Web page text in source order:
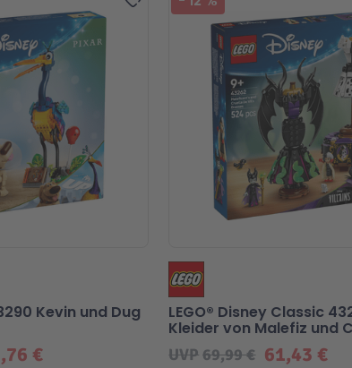
€
Kevin und Dug
61,43 €
UVP69,99 €
LEGO® Disney Classic
Kleider von Malefiz und
Vil